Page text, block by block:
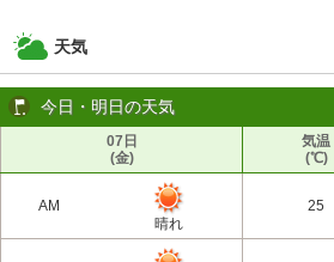
天気
今日・明日の天気
07日
(金)
気温
(℃)
AM
晴れ
25